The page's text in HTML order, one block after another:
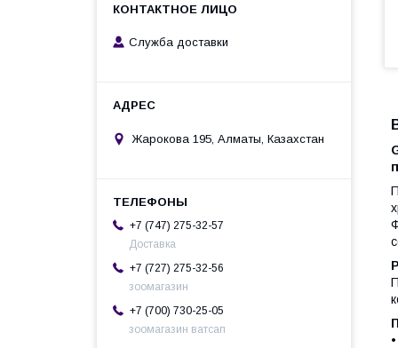
Служба доставки
Жарокова 195, Алматы, Казахстан
+7 (747) 275-32-57
Доставка
+7 (727) 275-32-56
зоомагазин
+7 (700) 730-25-05
зоомагазин ватсап